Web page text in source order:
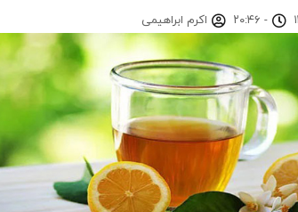
- ۲۰:۴۶ اکرم ابراهیمی